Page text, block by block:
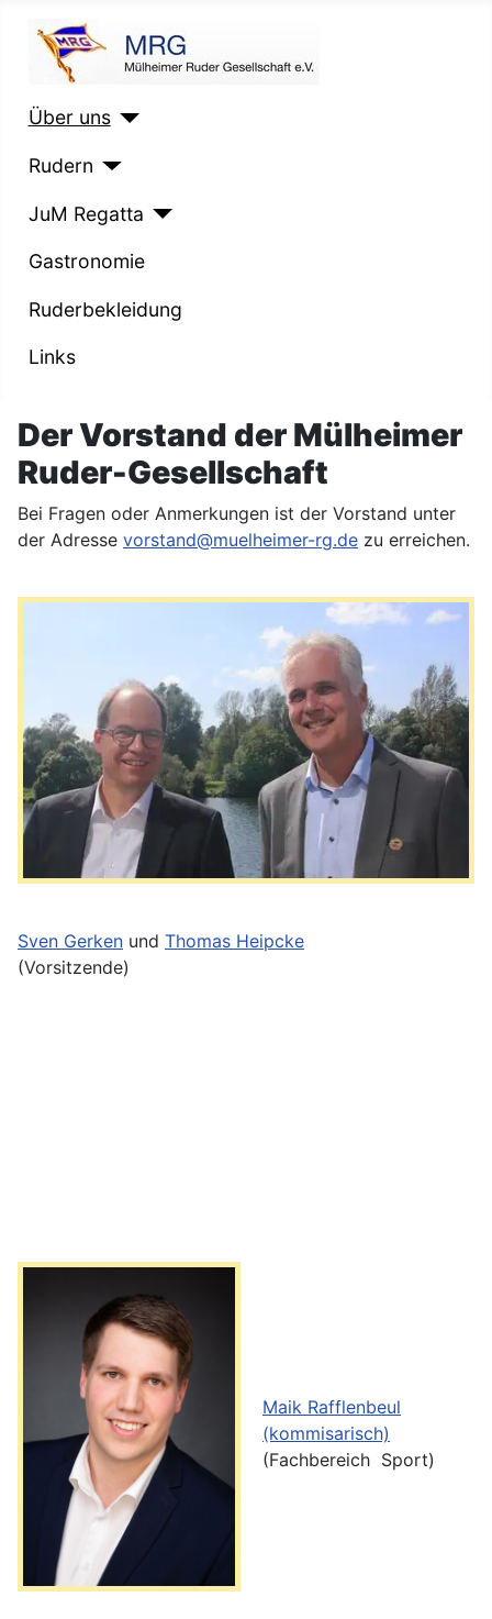
Über uns
Rudern
JuM Regatta
Gastronomie
Ruderbekleidung
Links
Der Vorstand der Mülheimer
Ruder-Gesellschaft
Bei Fragen oder Anmerkungen ist der Vorstand unter
der Adresse vorstand@muelheimer-rg.de zu erreichen.
Sven Gerken und Thomas Heipcke
(Vorsitzende)
Maik Rafflenbeul
(kommisarisch)
(Fachbereich Sport)